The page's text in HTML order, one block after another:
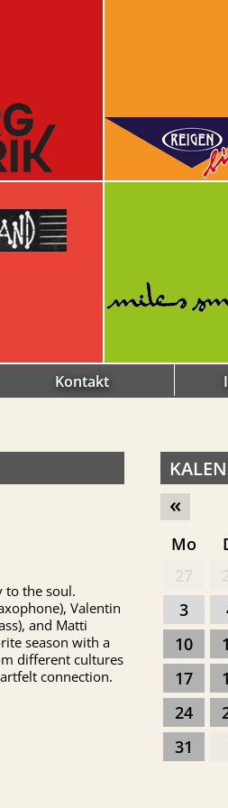
Kontakt
to the soul.
Valentin
and Matti
season with a
different cultures
connection.
«
Mo
3
10
17
24
31